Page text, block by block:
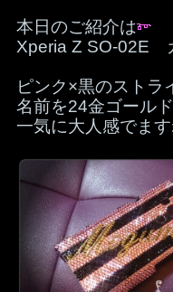
本日のご紹介は
Xperia Z SO-02E
ピンク×黒のストラ
名前を24金ゴール
一気に大人感でま